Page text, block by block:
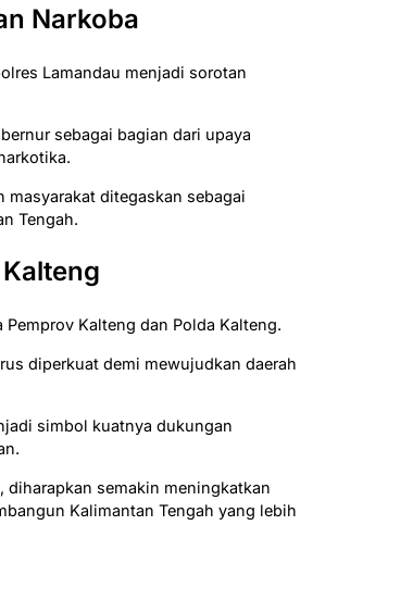
Narkoba
Lamandau menjadi sorotan
sebagai bagian dari upaya
masyarakat ditegaskan sebagai
Tengah.
Kalteng dan Polda Kalteng.
diperkuat demi mewujudkan daerah
simbol kuatnya dukungan
diharapkan semakin meningkatkan
Kalimantan Tengah yang lebih